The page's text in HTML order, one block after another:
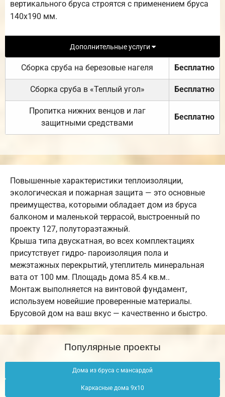
вертикального бруса строятся с применением бруса
140х190 мм.
Дополнительные услуги
Сборка сруба на березовые нагеля Бесплатно
Сборка сруба в «Теплый угол» Бесплатно
Пропитка нижних венцов и лаг
защитными средствами
Бесплатно
Повышенные характеристики теплоизоляции,
экологическая и пожарная защита — это основные
преимущества, которыми обладает дом из бруса
балконом и маленькой террасой, выстроенный по
проекту 127, полутораэтажный.
Крыша типа двускатная, во всех комплектациях
присутствует гидро- пароизоляция пола и
межэтажных перекрытий, утеплитель минеральная
вата от 100 мм. Площадь дома 85.4 кв.м..
Монтаж выполняется на винтовой фундамент,
используем новейшие проверенные материалы.
Брусовой дом на ваш вкус — качественно и быстро.
Популярные проекты
Дома из бруса с мансардой
Каркасные дома 9х10